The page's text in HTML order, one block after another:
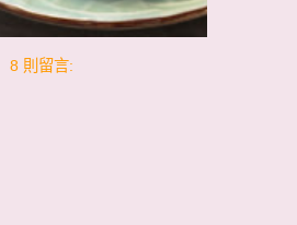
8 則留言: